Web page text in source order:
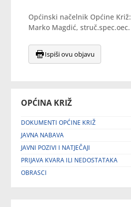
OPĆINA KRIŽ
DOKUMENTI OPĆINE KRIŽ
JAVNA NABAVA
JAVNI POZIVI I NATJEČAJI
PRIJAVA KVARA ILI NEDOSTATAKA
OBRASCI
Općinski načelnik Općine Križ:
Marko Magdić, struč.spec.oec.
Ispiši ovu objavu